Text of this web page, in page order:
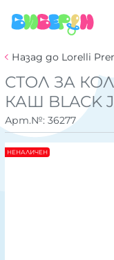
Назад до Lorelli
СТОЛ ЗА
КАШ BLACK
Арт.№: 36277
НЕНАЛИЧЕН